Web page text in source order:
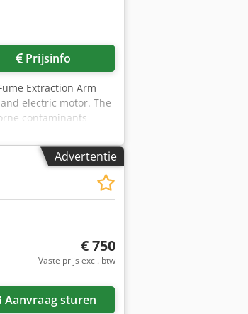
Prijsinfo
Extraction Arm
electric motor. The
contaminants
and available
Model FUA
Motor
50 Hz
Rjfx Ahhsa
2nd Life
Advertentie
€ 750
Vaste prijs excl. btw
Aanvraag sturen